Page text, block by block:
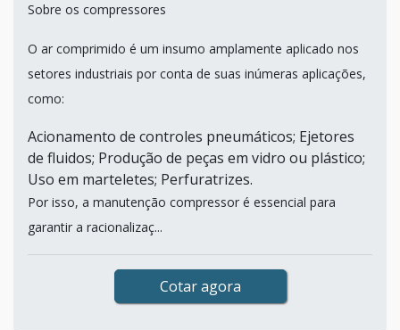
Sobre os compressores
O ar comprimido é um insumo amplamente aplicado nos
setores industriais por conta de suas inúmeras aplicações,
como:
Acionamento de controles pneumáticos; Ejetores
de fluidos; Produção de peças em vidro ou plástico;
Uso em marteletes; Perfuratrizes.
Por isso, a manutenção compressor é essencial para
garantir a racionalizaç...
Cotar agora